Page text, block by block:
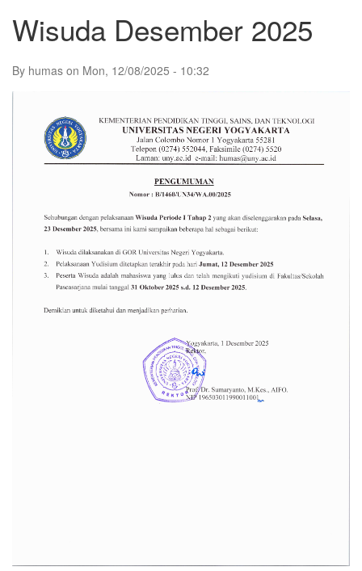
Wisuda Desember 2025
By humas on Mon, 12/08/2025 - 10:32